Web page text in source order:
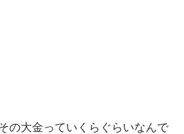
の大金っていくらぐらいなんで